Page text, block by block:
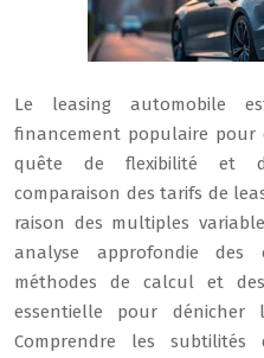
Le leasing automobile
financement populaire pour
quête de flexibilité et
comparaison des tarifs de
raison des multiples
analyse approfondie des
méthodes de calcul et
essentielle pour dénicher
Comprendre les